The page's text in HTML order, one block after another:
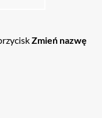
Zmień nazwę